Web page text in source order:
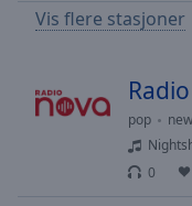
currently
behind
Time-
Vis flere stasjoner
pop
0